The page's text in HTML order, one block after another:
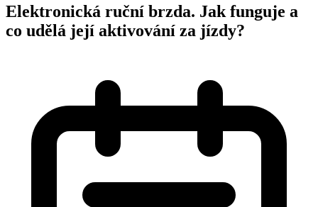
Elektronická ruční brzda. Jak funguje a
co udělá její aktivování za jízdy?